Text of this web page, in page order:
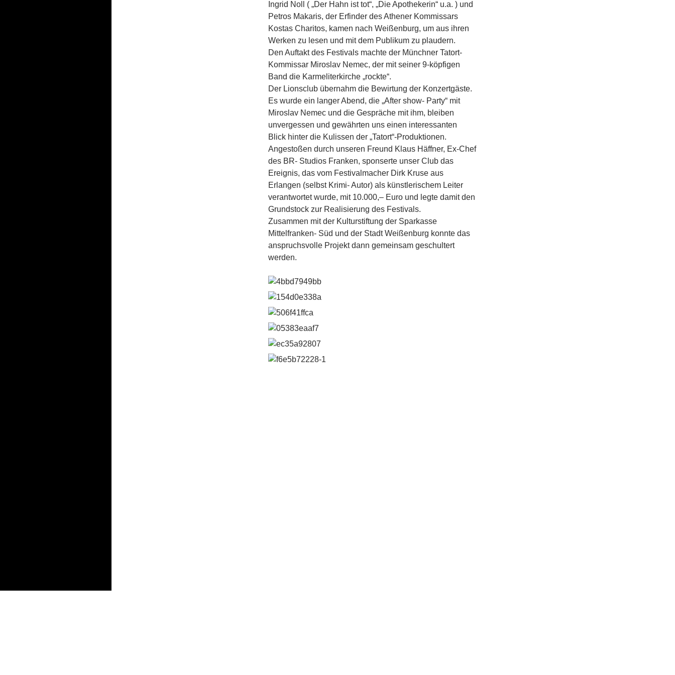
Ingrid Noll ( „Der Hahn ist tot“, „Die Apothekerin“ u.a. ) und
Petros Makaris, der Erfinder des Athener Kommissars
Kostas Charitos, kamen nach Weißenburg, um aus ihren
Werken zu lesen und mit dem Publikum zu plaudern.
Den Auftakt des Festivals machte der Münchner Tatort-
Kommissar Miroslav Nemec, der mit seiner 9-köpfigen
Band die Karmeliterkirche „rockte“.
Der Lionsclub übernahm die Bewirtung der Konzertgäste.
Es wurde ein langer Abend, die „After show- Party“ mit
Miroslav Nemec und die Gespräche mit ihm, bleiben
unvergessen und gewährten uns einen interessanten
Blick hinter die Kulissen der „Tatort“-Produktionen.
Angestoßen durch unseren Freund Klaus Häffner, Ex-Chef
des BR- Studios Franken, sponserte unser Club das
Ereignis, das vom Festivalmacher Dirk Kruse aus
Erlangen (selbst Krimi- Autor) als künstlerischem Leiter
verantwortet wurde, mit 10.000,– Euro und legte damit den
Grundstock zur Realisierung des Festivals.
Zusammen mit der Kulturstiftung der Sparkasse
Mittelfranken- Süd und der Stadt Weißenburg konnte das
anspruchsvolle Projekt dann gemeinsam geschultert
werden.